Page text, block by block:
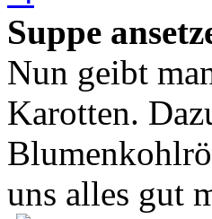
Suppe
Nun geibt
Karotten.
uns alles gut